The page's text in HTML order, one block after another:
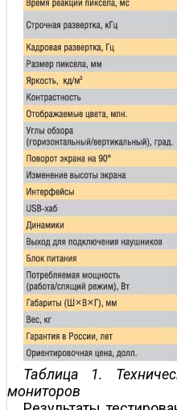
Таблица 1.
мониторов